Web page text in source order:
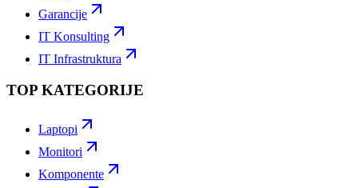
Garancije
IT Konsulting
IT Infrastruktura
TOP KATEGORIJE
Laptopi
Monitori
Komponente